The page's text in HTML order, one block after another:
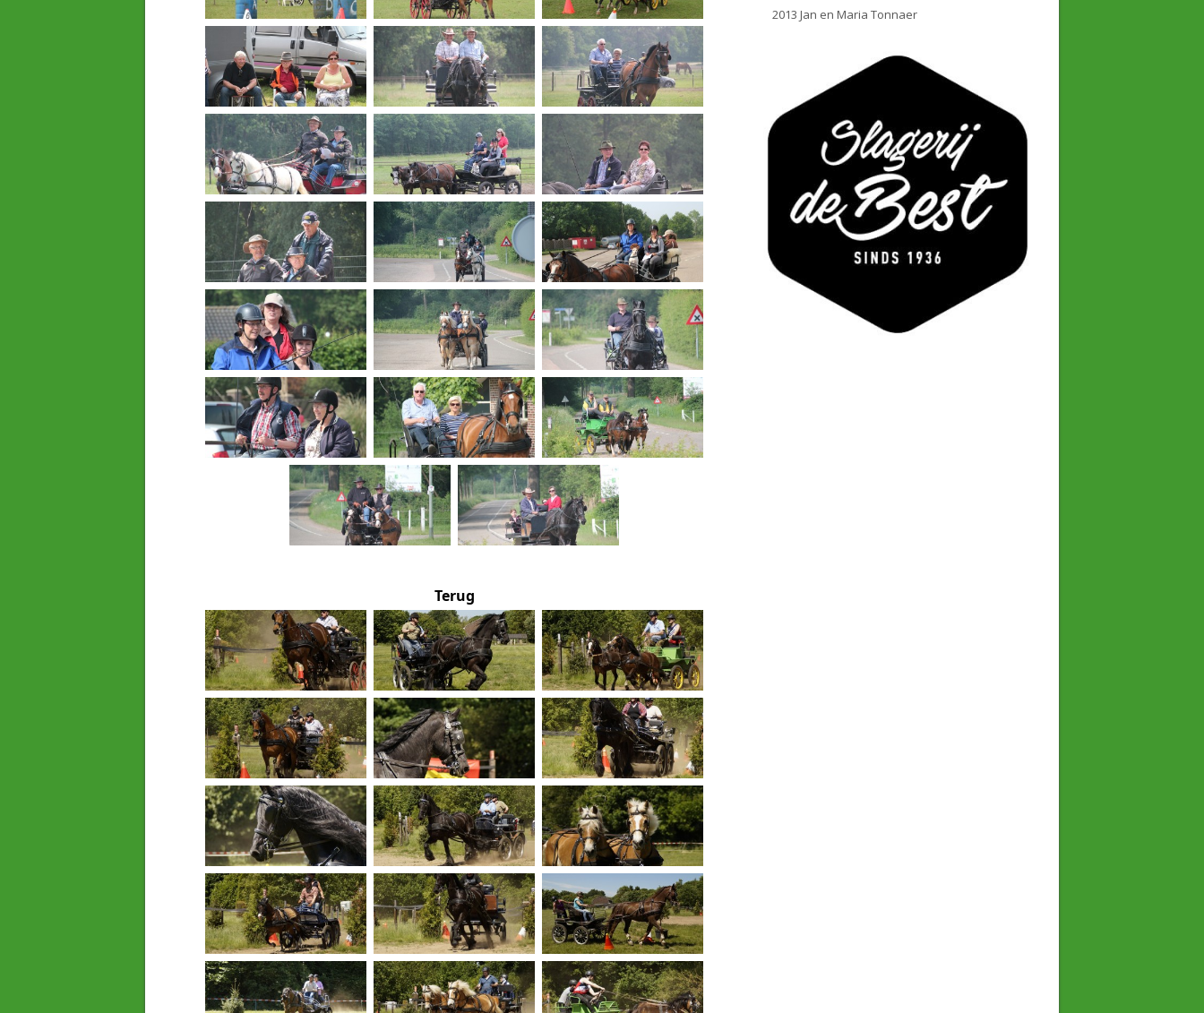
Terug
2013 Jan en Maria Tonnaer